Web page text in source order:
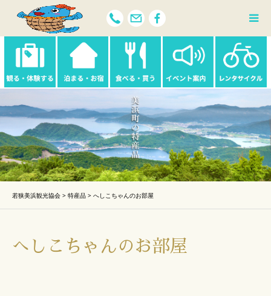
若狭美浜観光協会 > 特産品 > へしこちゃんのお部屋
へしこちゃんのお部屋